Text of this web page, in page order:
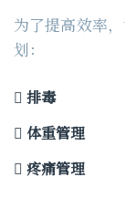
为了提高效率
划：
排毒
体重管理
疼痛管理